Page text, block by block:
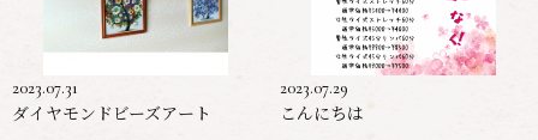
2023.07.31
ダイヤモンドビーズアート
2023.07.29
こんにちは